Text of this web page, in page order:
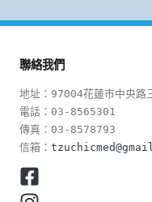
聯絡我們
地址：97004花蓮市中央路
電話：03-8565301
傳真：03-8578793
信箱：